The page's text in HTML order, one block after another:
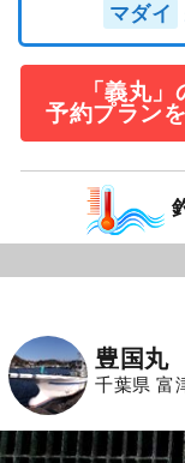
マダイ
「義丸」
予約プラン
豊国丸
千葉県 富